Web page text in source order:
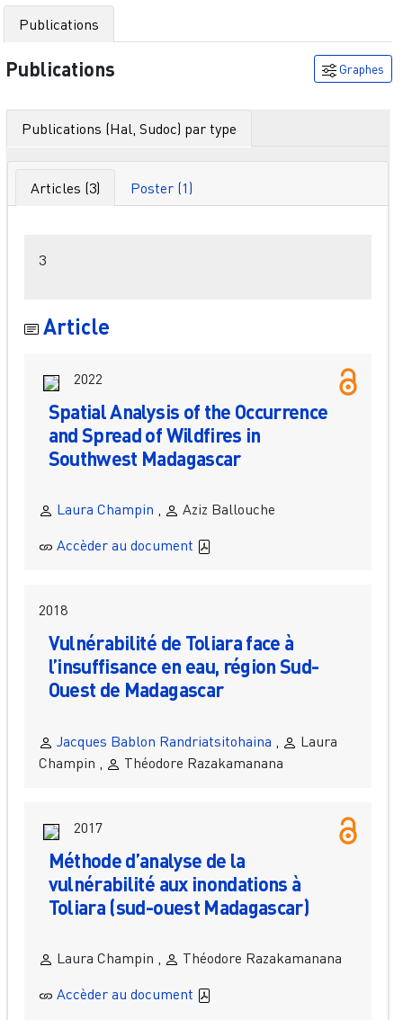
Publications
Publications Graphes
Publications (Hal, Sudoc) par type
Articles (3) Poster (1)
3
Article
2022
Spatial Analysis of the Occurrence
and Spread of Wildfires in
Southwest Madagascar
Laura Champin ,
Aziz Ballouche
Accèder au document
2018
Vulnérabilité de Toliara face à
l’insuffisance en eau, région Sud-
Ouest de Madagascar
Jacques Bablon Randriatsitohaina
Laura
Champin ,
Théodore Razakamanana
2017
Méthode d’analyse de la
vulnérabilité aux inondations à
Toliara (sud-ouest Madagascar)
Laura Champin ,
Théodore Razakamanana
Accèder au document